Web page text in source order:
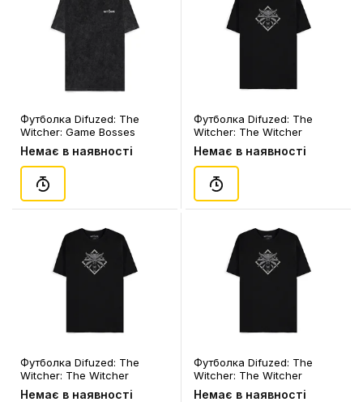
Футболка Difuzed: The
Witcher: Game Bosses
Runes (2XL), (180237)
Немає в наявності
Футболка Difuzed: The
Witcher: The Witcher
Medallion (M), (401318)
Немає в наявності
Футболка Difuzed: The
Witcher: The Witcher
Medallion (XL), (401394)
Немає в наявності
Футболка Difuzed: The
Witcher: The Witcher
Medallion (2XL), (180183)
Немає в наявності